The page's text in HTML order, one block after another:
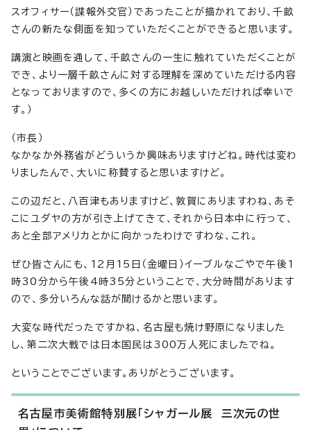
スオフィサー（諜報外交官）であったことが描かれており、千畝
さんの新たな側面を知っていただくことができると思います。
講演と映画を通して、千畝さんの一生に触れていただくことが
でき、より一層千畝さんに対する理解を深めていただける内容
となっておりますので、多くの方にお越しいただければ幸いで
す。）
（市長）
なかなか外務省がどういうか興味ありますけどね。時代は変わ
りましたんで、大いに称賛すると思いますけど。
この辺だと、八百津もありますけど、敦賀にありますわね、あそ
こにユダヤの方が引き上げてきて、それから日本中に行って、
あと全部アメリカとかに向かったわけですわな、これ。
ぜひ皆さんにも、12月15日（金曜日）イーブルなごやで午後1
時30分から午後4時35分ということで、大分時間があります
ので、多分いろんな話が聞けるかと思います。
大変な時代だったですかね、名古屋も焼け野原になりました
し、第二次大戦では日本国民は300万人死にましたでね。
ということでございます。ありがとうございます。
名古屋市美術館特別展「シャガール展 三次元の世